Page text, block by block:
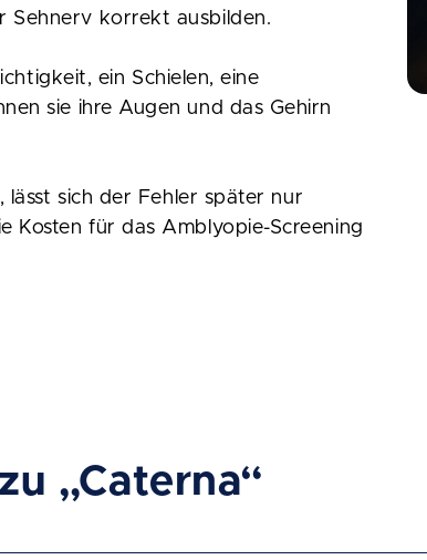
Sehnerv korrekt ausbilden.
ein Schielen, eine
sie ihre Augen und das Gehirn
sich der Fehler später nur
Kosten für das Amblyopie-Screening
„Caterna“